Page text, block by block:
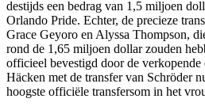
destijds een bedrag van 1,5 miljoen
Orlando Pride. Echter, de precieze
Grace Geyoro en Alyssa Thompson,
rond de 1,65 miljoen dollar zouden
officieel bevestigd door de
Häcken met de transfer van Schröder
hoogste officiële transfersom in het